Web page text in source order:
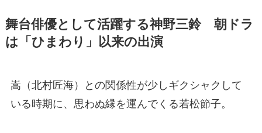
舞台俳優として活躍する神野三鈴 朝ドラ
は「ひまわり」以来の出演
嵩（北村匠海）との関係性が少しギクシャクして
いる時期に、思わぬ縁を運んでくる若松節子。